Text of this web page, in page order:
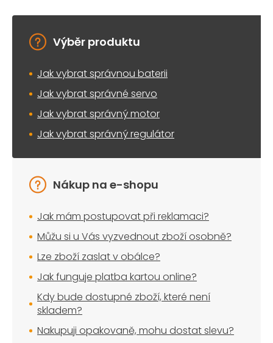
Výběr produktu
Jak vybrat správnou baterii
Jak vybrat správné servo
Jak vybrat správný motor
Jak vybrat správný regulátor
Nákup na e-shopu
Jak mám postupovat při reklamaci?
Můžu si u Vás vyzvednout zboží osobně?
Lze zboží zaslat v obálce?
Jak funguje platba kartou online?
Kdy bude dostupné zboží, které není
skladem?
Nakupuji opakovaně, mohu dostat slevu?